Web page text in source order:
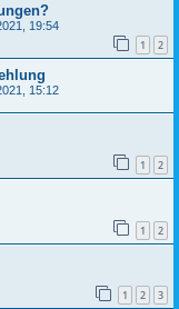
19:54
1 2
15:12
1 2
1 2
1 2 3